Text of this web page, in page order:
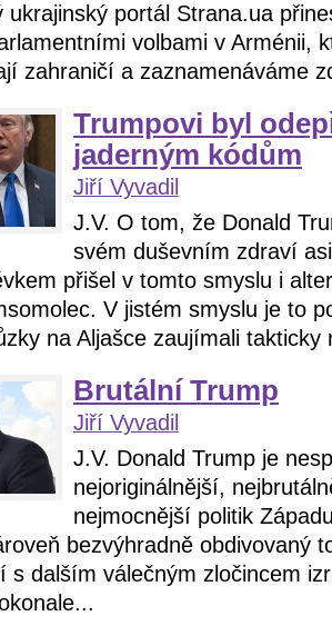
ukrajinský portál Strana.ua
volbami v Arménii,
zahraničí a zaznamenáváme
Trumpovi byl
jaderným kódům
Jiří Vyvadil
J.V. O tom, že Donald
svém duševním zdraví
přišel v tomto smyslu i
V jistém smyslu je to
na Aljašce zaujímali
Brutální Trump
Jiří Vyvadil
J.V. Donald Trump je
nejoriginálnější,
nejmocnější politik
bezvýhradně obdivovaný
s dalším válečným zločincem